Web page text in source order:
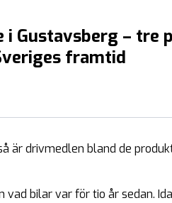
i Gustavsberg – tre
framtid
är drivmedlen bland de
bilar var för tio år sedan.